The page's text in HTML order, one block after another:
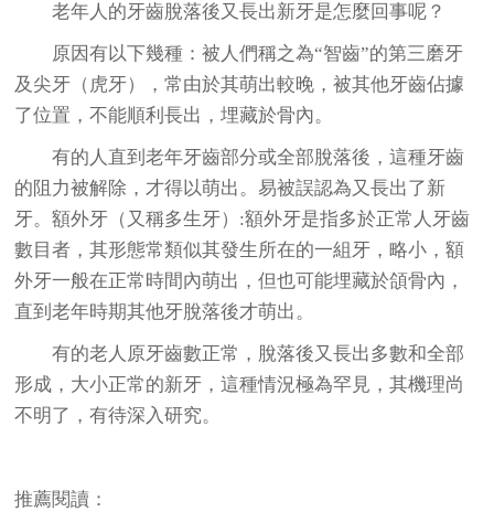
老年人的牙齒脫落後又長出新牙是怎麼回事呢？
原因有以下幾種：被人們稱之為“智齒”的第三磨牙
及尖牙（虎牙），常由於其萌出較晚，被其他牙齒佔據
了位置，不能順利長出，埋藏於骨內。
有的人直到老年牙齒部分或全部脫落後，這種牙齒
的阻力被解除，才得以萌出。易被誤認為又長出了新
牙。額外牙（又稱多生牙）:額外牙是指多於正常人牙齒
數目者，其形態常類似其發生所在的一組牙，略小，額
外牙一般在正常時間內萌出，但也可能埋藏於頜骨內，
直到老年時期其他牙脫落後才萌出。
有的老人原牙齒數正常，脫落後又長出多數和全部
形成，大小正常的新牙，這種情況極為罕見，其機理尚
不明了，有待深入研究。
推薦閱讀：